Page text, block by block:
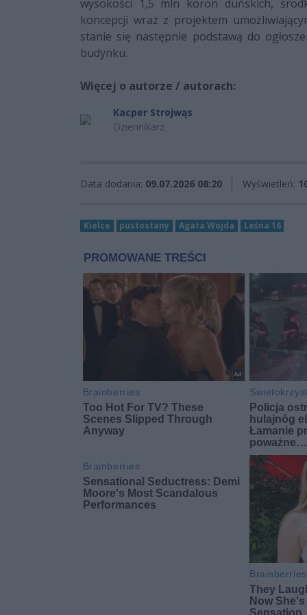
wysokości 1,5 mln koron duńskich,
koncepcji wraz z projektem
stanie się następnie podstawą do
budynku.
Więcej o autorze / autorach:
Kacper Strojwąs
Dziennikarz
Data dodania: 09.07.2026 08:20 Wyświetleń:
Kielce pustostany Agata Wojda Leśna 16